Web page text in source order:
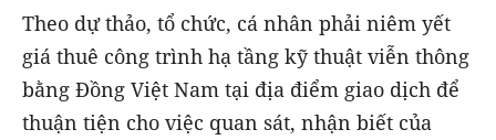
Theo dự thảo, tổ chức, cá nhân phải niêm yết
giá thuê công trình hạ tầng kỹ thuật viễn thông
bằng Đồng Việt Nam tại địa điểm giao dịch để
thuận tiện cho việc quan sát, nhận biết của